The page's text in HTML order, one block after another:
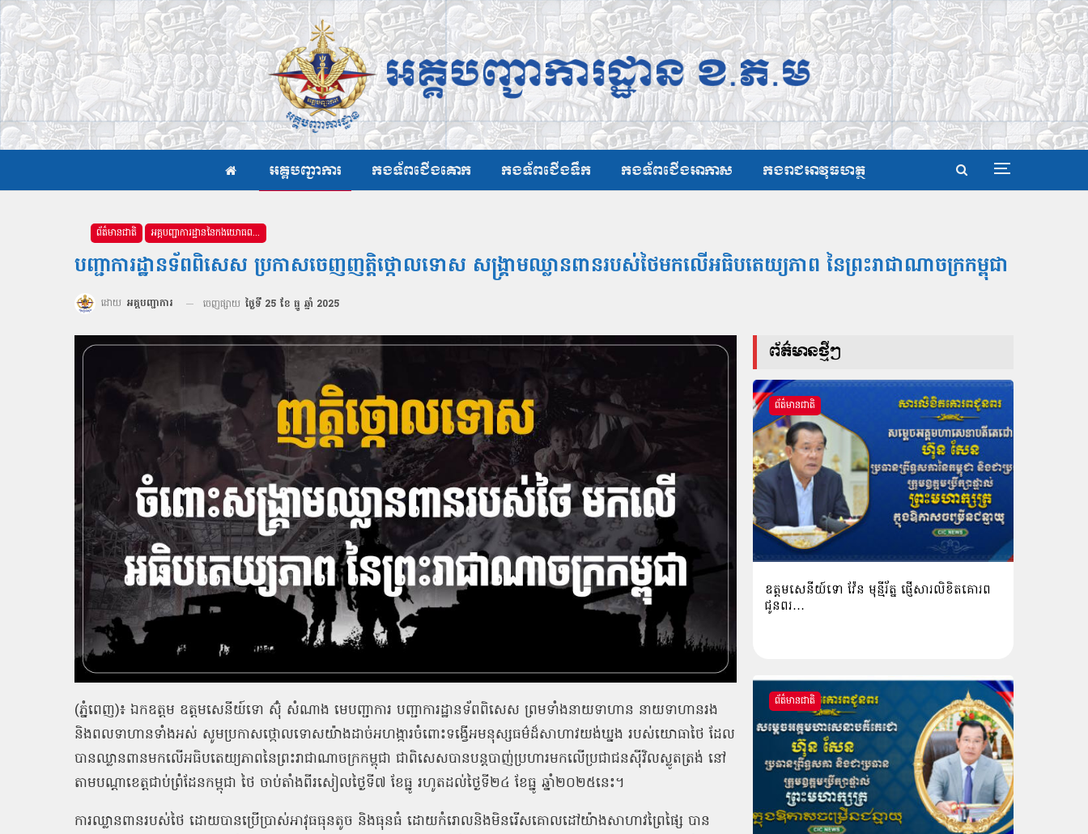
អគ្គបញ្ជាការ កងទ័ពជើងគោក កងទ័ពជើងទឹក កងទ័ពជើងអាកាស កងរាជអាវុធហត្ថ
ព័ត៌មានជាតិ អគ្គបញ្ជាការដ្ឋាននៃកងយោធពលខេមរភូមិន្ទ
បញ្ជាការដ្ឋានទ័ពពិសេស ប្រកាសចេញញត្តិថ្កោលទោស សង្គ្រាមឈ្លានពានរបស់ថៃមកលើអធិបតេយ្យភាព នៃព្រះរាជាណាចក្រកម្ពុជា
ដោយ អគ្គបញ្ជាការ ចេញផ្សាយ ថ្ងៃទី 25 ខែ ធ្នូ ឆ្នាំ 2025
(ភ្នំពេញ)៖ ឯកឧត្តម ឧត្តមសេនីយ៍ទោ ស៊ុំ សំណាង មេបញ្ជាការ បញ្ជាការដ្ឋានទ័ពពិសេស ព្រមទាំងនាយទាហាន នាយទាហានរង
និងពលទាហានទាំងអស់ សូមប្រកាសថ្កោលទោសយ៉ាងដាច់អហង្ការចំពោះទង្វើអមនុស្សធម៌ដ៏សាហាវយង់ឃ្នង របស់យោធាថៃ ដែល
បានឈ្លានពានមកលើអធិបតេយ្យភាពនៃព្រះរាជាណាចក្រកម្ពុជា ជាពិសេសបានបន្តបាញ់ប្រហារមកលើប្រជាជនស៊ីវិលស្លូតត្រង់ នៅ
តាមបណ្តាខេត្តជាប់ព្រំដែនកម្ពុជា ថៃ ចាប់តាំងពីរសៀលថ្ងៃទី៧ ខែធ្នូ រហូតដល់ថ្ងៃទី២៤ ខែធ្នូ ឆ្នាំ២០២៥នេះ។
ការឈ្លានពានរបស់ថៃ ដោយបានប្រើប្រាស់អាវុធធុនតូច និងធុនធំ ដោយកំរោលនិងមិនរើសគោលដៅយ៉ាងសាហាវព្រៃផ្សៃ បាន
ព័ត៌មានថ្មីៗ
ព័ត៌មានជាតិ
ឧត្តមសេនីយ៍ទោ វ៉ែន មុន្មីរ័ត្ន ផ្ញើសារលិខិតគោរព
ជូនពរ…
ព័ត៌មានជាតិ